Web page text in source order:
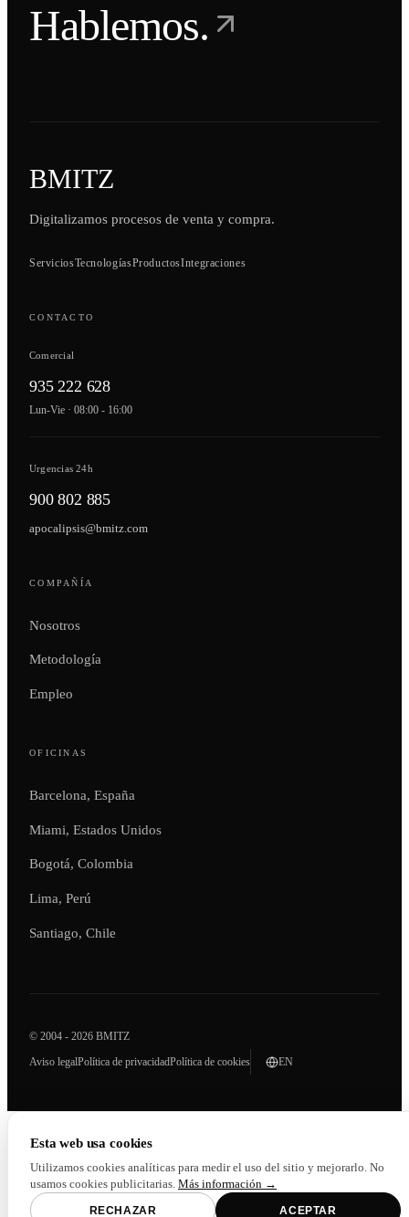
Hablemos.
BMITZ
Digitalizamos procesos de venta y compra.
ServiciosTecnologíasProductosIntegraciones
CONTACTO
Comercial
935 222 628
Lun-Vie · 08:00 - 16:00
Urgencias 24h
900 802 885
apocalipsis@bmitz.com
COMPAÑÍA
Nosotros
Metodología
Empleo
OFICINAS
Barcelona, España
Miami, Estados Unidos
Bogotá, Colombia
Lima, Perú
Santiago, Chile
© 2004 - 2026 BMITZ
Aviso legalPolítica de privacidadPolítica de cookies EN
Esta web usa cookies
Utilizamos cookies analíticas para medir el uso del sitio y mejorarlo. No
usamos cookies publicitarias. Más información →
RECHAZAR ACEPTAR